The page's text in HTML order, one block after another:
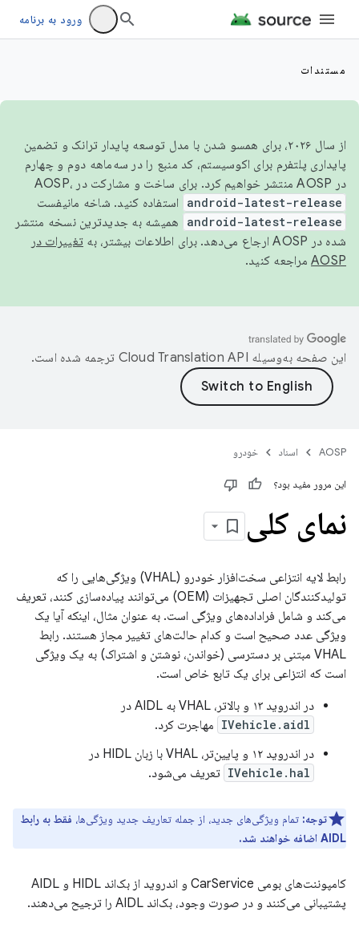
ورود به برنامه
مستندات
از سال ۲۰۲۶، برای همسو شدن با مدل توسعه پایدار ترانک و تضمین
پایداری پلتفرم برای اکوسیستم، کد منبع را در سه‌ماهه دوم و چهارم
در AOSP منتشر خواهیم کرد. برای ساخت و مشارکت در AOSP،
android-latest-release استفاده کنید. شاخه مانیفست
android-latest-release
همیشه به جدیدترین نسخه منتشر
شده در AOSP ارجاع می‌دهد. برای اطلاعات بیشتر، به
تغییرات در
AOSP مراجعه کنید.
این صفحه به‌وسیله ترجمه شده است.
AOSP اسناد خودرو
این مرور مفید بود؟
نمای کلی
رابط لایه انتزاعی سخت‌افزار خودرو (VHAL) ویژگی‌هایی را که
تولیدکنندگان اصلی تجهیزات (OEM) می‌توانند پیاده‌سازی کنند، تعریف
می‌کند و شامل فراداده‌های ویژگی است. به عنوان مثال، اینکه آیا یک
ویژگی عدد صحیح است و کدام حالت‌های تغییر مجاز هستند. رابط
VHAL مبتنی بر دسترسی (خواندن، نوشتن و اشتراک) به یک ویژگی
است که انتزاعی برای یک تابع خاص است.
در اندروید ۱۳ و بالاتر، VHAL به AIDL در
IVehicle.aidl مهاجرت کرد.
در اندروید ۱۲ و پایین‌تر، VHAL با زبان HIDL در
IVehicle.hal تعریف می‌شود.
توجه: تمام ویژگی‌های جدید، از جمله تعاریف جدید ویژگی‌ها، فقط به رابط
AIDL اضافه خواهند شد.
کامپوننت‌های بومی CarService و اندروید از بک‌اند HIDL و AIDL
پشتیبانی می‌کنند و در صورت وجود، بک‌اند AIDL را ترجیح می‌دهند.